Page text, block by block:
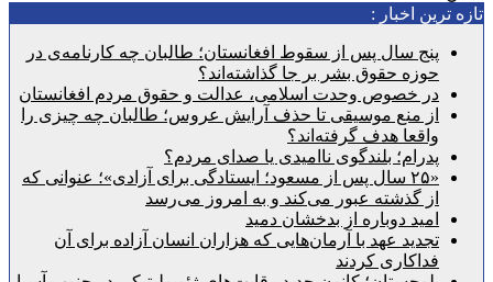
اخبار :
پنج سال پس از سقوط افغانستان؛ طالبان چه کارنامه‌ی در
حوزه حقوق بشر بر جا گذاشته‌اند؟
در خصوص وحدت اسلامی، عدالت و حقوق مردم افغانستان
از منع موسیقی تا حذف آرایش عروس؛ طالبان چه چیزی را
واقعا هدف گرفته‌اند؟
پدرام؛ بلندگوی ناامیدی یا صدای مردم؟
«۲۵ سال پس از مسعود؛ ایستادگی برای آزادی»؛ عنوانی که
از گذشته عبور می‌کند و به امروز می‌رسد
امید دوباره از بدخشان دمید
تجدید عهد با آرمان‌هایی که هزاران انسان آزاده برای آن
فداکاری کردند